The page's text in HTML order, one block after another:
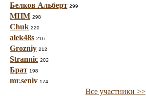
Белков Альберт 299
МНМ 298
Chuk 220
alek48s 216
Grozniy 212
Strannic 202
Брат 198
mr.seniv 174
Все участники >>